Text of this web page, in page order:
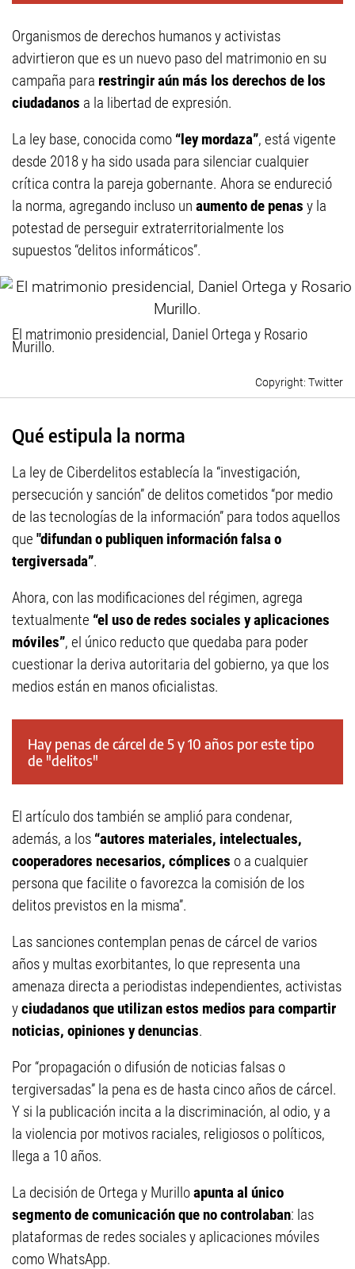
Organismos de derechos humanos y activistas
advirtieron que es un nuevo paso del matrimonio en su
campaña para restringir aún más los derechos de los
ciudadanos a la libertad de expresión.
La ley base, conocida como “ley mordaza”, está vigente
desde 2018 y ha sido usada para silenciar cualquier
crítica contra la pareja gobernante. Ahora se endureció
la norma, agregando incluso un aumento de penas y la
potestad de perseguir extraterritorialmente los
supuestos “delitos informáticos”.
El matrimonio presidencial, Daniel Ortega y Rosario
Murillo.
Twitter
Qué estipula la norma
La ley de Ciberdelitos establecía la “investigación,
persecución y sanción” de delitos cometidos “por medio
de las tecnologías de la información” para todos aquellos
que "difundan o publiquen información falsa o
tergiversada”.
Ahora, con las modificaciones del régimen, agrega
textualmente “el uso de redes sociales y aplicaciones
móviles”, el único reducto que quedaba para poder
cuestionar la deriva autoritaria del gobierno, ya que los
medios están en manos oficialistas.
Hay penas de cárcel de 5 y 10 años por este tipo
de "delitos"
El artículo dos también se amplió para condenar,
además, a los “autores materiales, intelectuales,
cooperadores necesarios, cómplices o a cualquier
persona que facilite o favorezca la comisión de los
delitos previstos en la misma”.
Las sanciones contemplan penas de cárcel de varios
años y multas exorbitantes, lo que representa una
amenaza directa a periodistas independientes, activistas
yciudadanos que utilizan estos medios para compartir
noticias, opiniones y denuncias.
Por “propagación o difusión de noticias falsas o
tergiversadas” la pena es de hasta cinco años de cárcel.
Y si la publicación incita a la discriminación, al odio, y a
la violencia por motivos raciales, religiosos o políticos,
llega a 10 años.
La decisión de Ortega y Murilloapunta al único
segmento de comunicación que no controlaban: las
plataformas de redes sociales y aplicaciones móviles
como WhatsApp.